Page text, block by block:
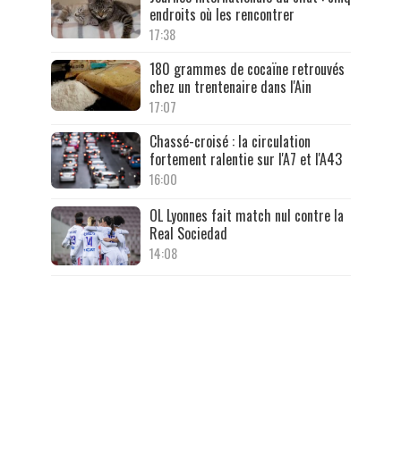
endroits où les rencontrer
17:38
180 grammes de cocaïne retrouvés
chez un trentenaire dans l'Ain
17:07
Chassé-croisé : la circulation
fortement ralentie sur l'A7 et l'A43
16:00
OL Lyonnes fait match nul contre la
Real Sociedad
14:08